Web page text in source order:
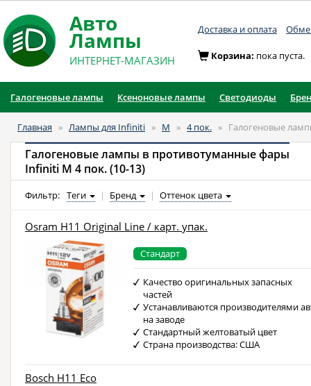
Авто
Лампы
ИНТЕРНЕТ-МАГАЗИН
Доставка и оплата
Корзина: пока пуста.
Галогеновые лампы Ксеноновые лампы Светодиоды
Главная » Лампы для Infiniti » M » 4 пок. » Галогеновые
Галогеновые лампы в противотуманные фары
Infiniti M 4 пок. (10-13)
Фильтр: Теги | Бренд | Оттенок цвета
Osram H11 Original Line / карт. упак.
Стандарт
Качество оригинальных запасных
частей
Устанавливаются производителями
на заводе
Стандартный желтоватый цвет
Страна производства: США
Bosch H11 Eco